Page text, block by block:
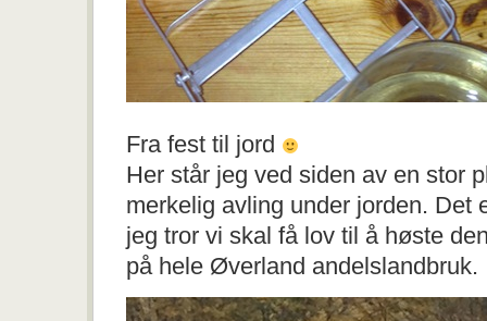
Fra fest til jord
Her står jeg ved siden av en stor
merkelig avling under jorden. Det
jeg tror vi skal få lov til å høste
på hele Øverland andelslandbruk.